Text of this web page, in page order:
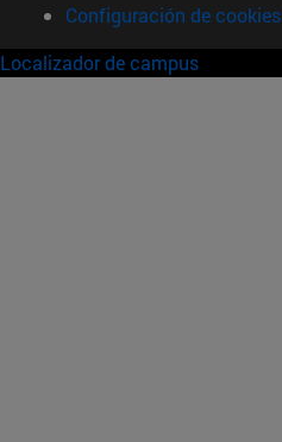
Configuración de cookies
Localizador de campus